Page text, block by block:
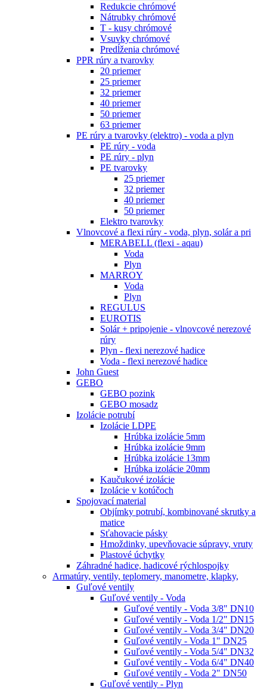
Redukcie chrómové
Nátrubky chrómové
T - kusy chrómové
Vsuvky chrómové
Predĺženia chrómové
PPR rúry a tvarovky
20 priemer
25 priemer
32 priemer
40 priemer
50 priemer
63 priemer
PE rúry a tvarovky (elektro) - voda a plyn
PE rúry - voda
PE rúry - plyn
PE tvarovky
25 priemer
32 priemer
40 priemer
50 priemer
Elektro tvarovky
Vlnovcové a flexi rúry - voda, plyn, solár a pri
MERABELL (flexi - aqau)
Voda
Plyn
MARROY
Voda
Plyn
REGULUS
EUROTIS
Solár + pripojenie - vlnovcové nerezové
rúry
Plyn - flexi nerezové hadice
Voda - flexi nerezové hadice
John Guest
GEBO
GEBO pozink
GEBO mosadz
Izolácie potrubí
Izolácie LDPE
Hrúbka izolácie 5mm
Hrúbka izolácie 9mm
Hrúbka izolácie 13mm
Hrúbka izolácie 20mm
Kaučukové izolácie
Izolácie v kotúčoch
Spojovací material
Objímky potrubí, kombinované skrutky a
matice
Sťahovacie pásky
Hmoždinky, upevňovacie súpravy, vruty
Plastové úchytky
Záhradné hadice, hadicové rýchlospojky
Armatúry, ventily, teplomery, manometre, klapky,
Guľové ventily
Guľové ventily - Voda
Guľové ventily - Voda 3/8" DN10
Guľové ventily - Voda 1/2" DN15
Guľové ventily - Voda 3/4" DN20
Guľové ventily - Voda 1" DN25
Guľové ventily - Voda 5/4" DN32
Guľové ventily - Voda 6/4" DN40
Guľové ventily - Voda 2" DN50
Guľové ventily - Plyn